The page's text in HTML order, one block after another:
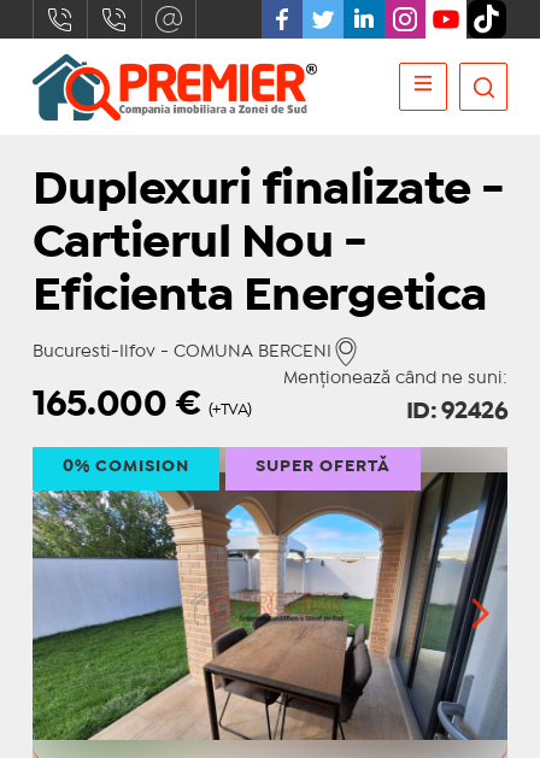
Duplexuri finalizate -
Cartierul Nou -
Eficienta Energetica
Bucuresti-Ilfov - COMUNA BERCENI
Menționează când ne suni:
165.000 € (+TVA) ID: 92426
0% COMISION SUPER OFERTĂ